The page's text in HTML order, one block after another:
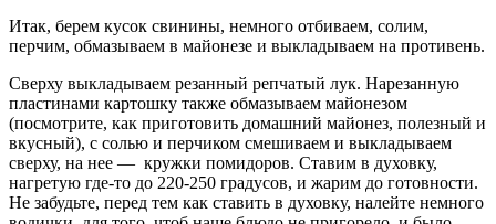
Итак, берем кусок свинины, немного отбиваем, солим,
перчим, обмазываем в майонезе и выкладываем на противень.
Сверху выкладываем резанный репчатый лук. Нарезанную
пластинами картошку также обмазываем майонезом
(посмотрите, как приготовить домашний майонез, полезный и
вкусный), с солью и перчиком смешиваем и выкладываем
сверху, на нее — кружки помидоров. Ставим в духовку,
нагретую где-то до 220-250 градусов, и жарим до готовности.
Не забудьте, перед тем как ставить в духовку, налейте немного